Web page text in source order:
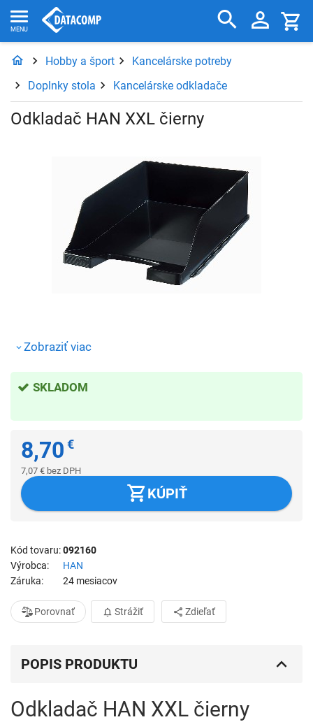
Hobby a šport
Kancelárske potreby
Doplnky stola
Kancelárske odkladače
Odkladač HAN XXL čierny
Zobraziť viac
SKLADOM
8,70 €
7,07 € bez DPH
KÚPIŤ
Kód tovaru 092160
Výrobca
HAN
Záruka
24 mesiacov
Porovnať Strážiť Zdieľať
POPIS PRODUKTU
Odkladač HAN XXL čierny